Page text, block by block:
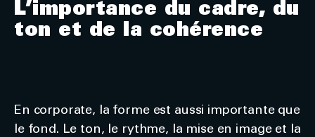
L’importance du cadre, du
ton et de la cohérence
En corporate, la forme est aussi importante que
le fond. Le ton, le rythme, la mise en image et la